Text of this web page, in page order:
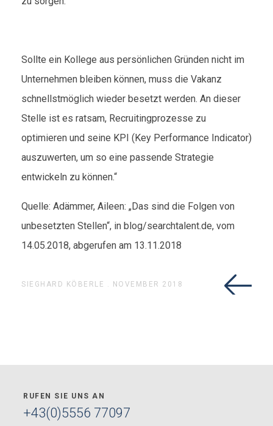
Sollte ein Kollege aus persönlichen Gründen nicht im
Unternehmen bleiben können, muss die Vakanz
schnellstmöglich wieder besetzt werden. An dieser
Stelle ist es ratsam, Recruitingprozesse zu
optimieren und seine KPI (Key Performance Indicator)
auszuwerten, um so eine passende Strategie
entwickeln zu können.“
Quelle: Adämmer, Aileen: „Das sind die Folgen von
unbesetzten Stellen“, in blog/searchtalent.de, vom
14.05.2018, abgerufen am 13.11.2018
SIEGHARD KÖBERLE . NOVEMBER 2018
RUFEN SIE UNS AN
+43(0)5556 77097